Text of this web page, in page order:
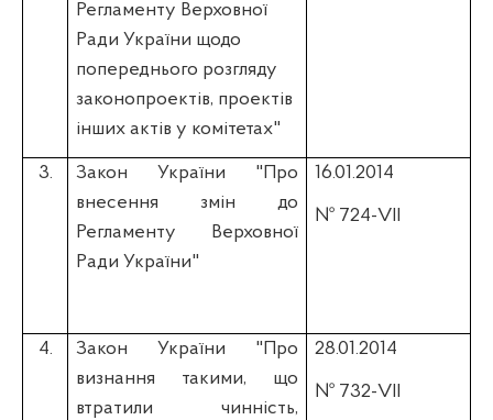
Регламенту Верховної
Ради України щодо
попереднього розгляду
законопроектів, проектів
інших актів у комітетах"
3.
Закон України "Про
внесення змін до
Регламенту Верховної
Ради України"
16.01.2014
№ 724-VII
4.
Закон України "Про
визнання такими, що
втратили чинність,
28.01.2014
№ 732-VII